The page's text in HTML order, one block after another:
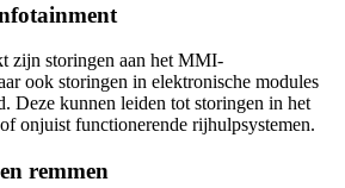
zijn storingen aan het MMI-
ook storingen in elektronische modules
Deze kunnen leiden tot storingen in het
onjuist functionerende rijhulpsystemen.
remmen